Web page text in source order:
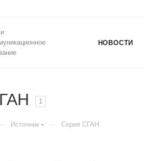
НОВОСТИ
1
Источник — Серия СГАН